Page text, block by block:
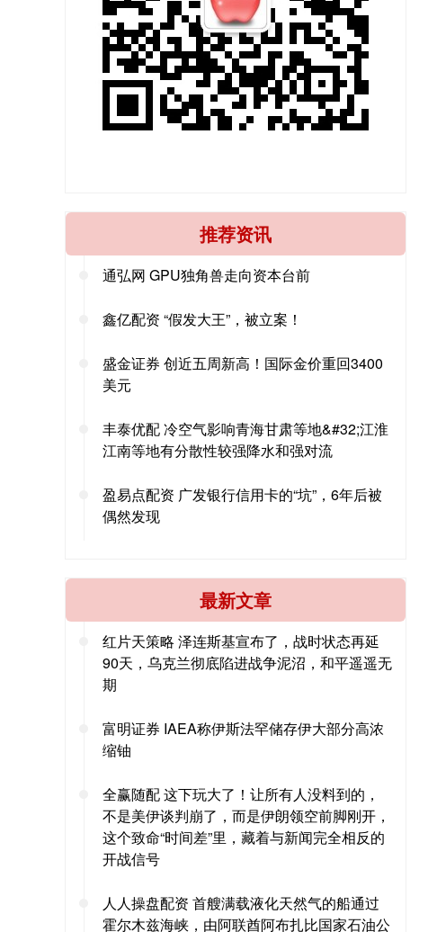
推荐资讯
通弘网 GPU独角兽走向资本台前
鑫亿配资 “假发大王”，被立案！
盛金证券 创近五周新高！国际金价重回3400
美元
丰泰优配 冷空气影响青海甘肃等地&#32;江淮
江南等地有分散性较强降水和强对流
盈易点配资 广发银行信用卡的“坑”，6年后被
偶然发现
最新文章
红片天策略 泽连斯基宣布了，战时状态再延
90天，乌克兰彻底陷进战争泥沼，和平遥遥无
期
富明证券 IAEA称伊斯法罕储存伊大部分高浓
缩铀
全赢随配 这下玩大了！让所有人没料到的，
不是美伊谈判崩了，而是伊朗领空前脚刚开，
这个致命“时间差”里，藏着与新闻完全相反的
开战信号
人人操盘配资 首艘满载液化天然气的船通过
霍尔木兹海峡，由阿联酋阿布扎比国家石油公